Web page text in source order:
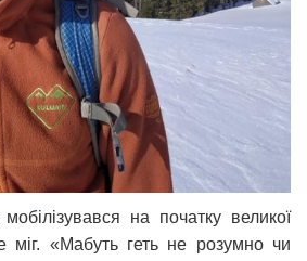
на початку великої
міг. «Мабуть геть не розумно чи